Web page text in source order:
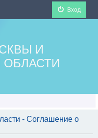
Вход
И
- Соглашение о